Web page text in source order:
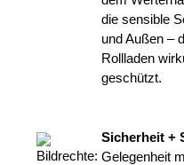
die sensible
und Außen –
Rollladen
geschützt.
Sicherheit +
Gelegenheit